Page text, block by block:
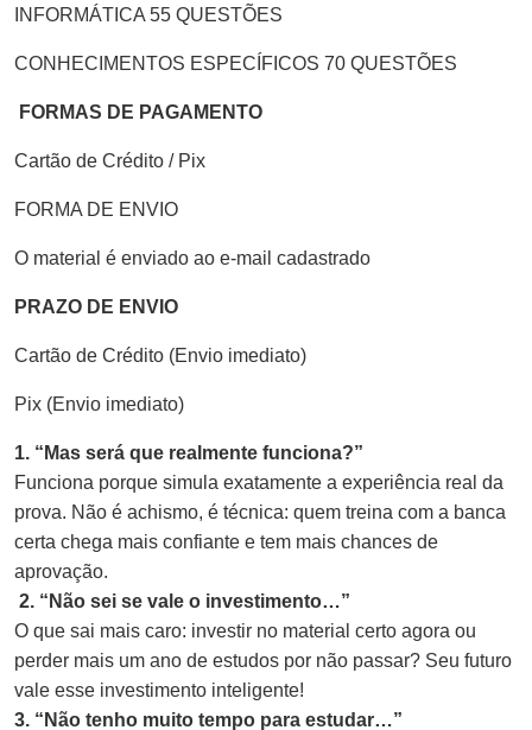
INFORMÁTICA 55 QUESTÕES
CONHECIMENTOS ESPECÍFICOS 70 QUESTÕES
FORMAS DE PAGAMENTO
Cartão de Crédito / Pix
FORMA DE ENVIO
O material é enviado ao e-mail cadastrado
PRAZO DE ENVIO
Cartão de Crédito (Envio imediato)
Pix (Envio imediato)
1. “Mas será que realmente funciona?”
Funciona porque simula exatamente a experiência real da
prova. Não é achismo, é técnica: quem treina com a banca
certa chega mais confiante e tem mais chances de
aprovação.
2. “Não sei se vale o investimento…”
O que sai mais caro: investir no material certo agora ou
perder mais um ano de estudos por não passar? Seu futuro
vale esse investimento inteligente!
3. “Não tenho muito tempo para estudar…”